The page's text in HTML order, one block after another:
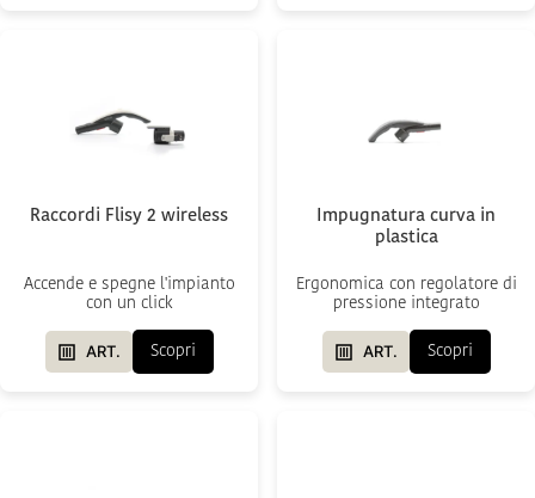
Raccordi Flisy 2 wireless
Accende e spegne l'impianto
con un click
ART. Scopri
Impugnatura curva in
plastica
Ergonomica con regolatore di
pressione integrato
ART. Scopri